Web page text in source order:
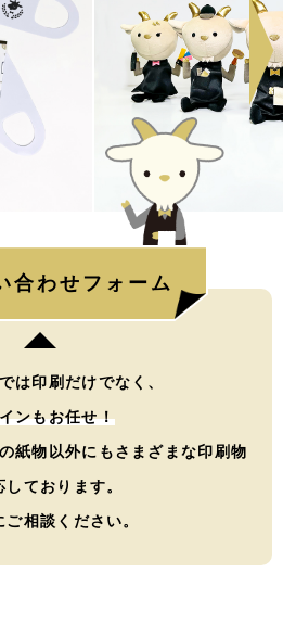
合わせフォーム
は印刷だけでなく、
ンもお任せ！
紙物以外にもさまざまな印刷物
しております。
ご相談ください。